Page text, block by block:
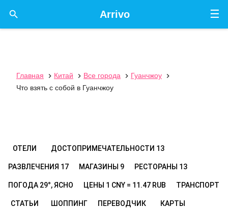
☰
Arrivo

Главная  Китай  Все города  Гуанчжоу

Что взять с собой в Гуанчжоу
ОТЕЛИ ДОСТОПРИМЕЧАТЕЛЬНОСТИ 13
РАЗВЛЕЧЕНИЯ 17 МАГАЗИНЫ 9 РЕСТОРАНЫ 13
ПОГОДА 29°, ЯСНО ЦЕНЫ 1 CNY = 11.47 RUB ТРАНСПОРТ
СТАТЬИ ШОППИНГ ПЕРЕВОДЧИК КАРТЫ